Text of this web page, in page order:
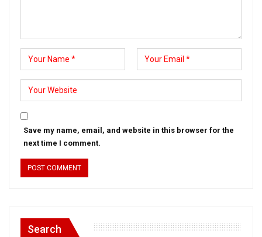
Save my name, email, and website in this browser for the
next time I comment.
Search